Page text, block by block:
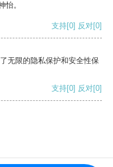
怡。
支持[0] 反对[0]
无限的隐私保护和安全性保
支持[0] 反对[0]